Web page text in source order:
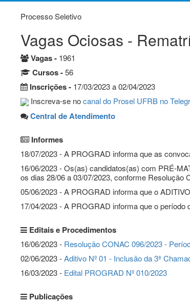
Processo Seletivo
Vagas Ociosas -
Vagas - 1961
Cursos -56
Inscrições - 17/03/2023 a 02/04/2023
Inscreva-se nocanal do Prosel UFRB no
Central de Atendimento
Informes
18/07/2023 - A PROGRAD informa que as
16/06/2023 - Os(as) candidatos(as) com PRÉ-
os dias 28/06 a 03/07/2023, conforme Resolução
05/06/2023 - A PROGRAD informa que o
17/04/2023 - A PROGRAD informa que o
Editais e Procedimentos
16/06/2023 - Resolução CONAC 096/2023 -
02/06/2023 -Aditivo Nº 01 - Inclusão da 3ª
16/03/2023 - Edital PROGRAD Nº 010/2023
Publicações